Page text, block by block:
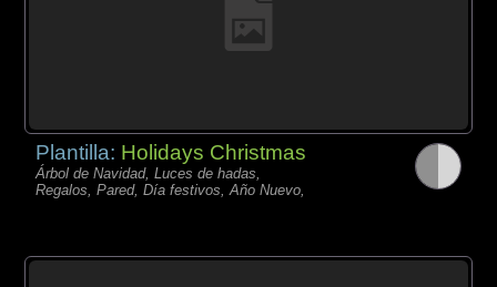
Plantilla: Holidays Christmas
Árbol de Navidad, Luces de hadas,
Regalos, Pared, Día festivos, Año Nuevo,